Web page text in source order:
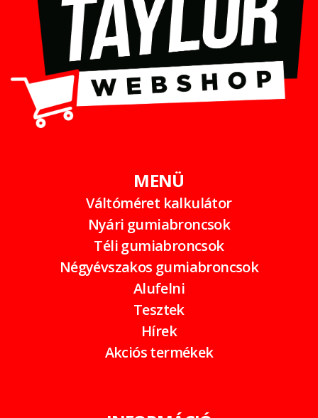
MENÜ
Váltóméret kalkulátor
Nyári gumiabroncsok
Téli gumiabroncsok
Négyévszakos gumiabroncsok
Alufelni
Tesztek
Hírek
Akciós termékek